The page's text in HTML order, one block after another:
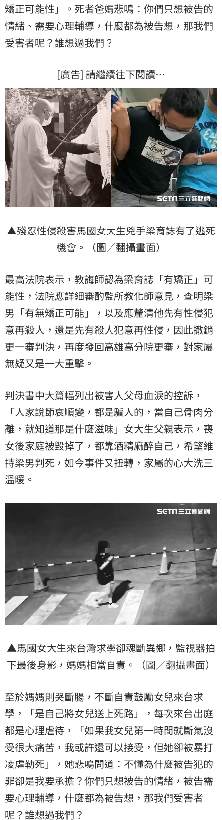
矯正可能性」。死者爸媽悲鳴：你們只想被告的
情緒、需要心理輔導，什麼都為被告想，那我們
受害者呢？誰想過我們？
[廣告] 請繼續往下閱讀…
▲殘忍性侵殺害馬國女大生兇手梁育誌有了逃死
機會。（圖／翻攝畫面）
最高法院表示，教誨師認為梁育誌「有矯正」可
能性，法院應詳細審酌監所教化師意見，查明梁
男「有無矯正可能」，以及應釐清他先有性侵犯
意再殺人，還是先有殺人犯意再性侵，因此撤銷
更一審判決，再度發回高雄高分院更審，對家屬
無疑又是一大重擊。
判決書中大篇幅列出被害人父母血淚的控訴，
「人家說節哀順變，都是騙人的，當自己骨肉分
離，就知道那是什麼滋味」女大生父親表示，喪
女後家庭被毀掉了，都靠酒精麻醉自己，希望維
持梁男判死，如今事件又扭轉，家屬的心大洗三
溫暖。
▲馬國女大生來台灣求學卻魂斷異鄉，監視器拍
下最後身影，媽媽相當自責。（圖／翻攝畫面）
至於媽媽則哭斷腸，不斷自責鼓勵女兒來台求
學，「是自己將女兒送上死路」，每次來台出庭
都是心理虐待，「如果我女兒第一時間就斷氣沒
受很大痛苦，我或許還可以接受，但她卻被暴打
凌虐勒死」，她悲鳴問道：不懂為什麼被告犯的
罪卻是我要承擔？你們只想被告的情緒，被告需
要心理輔導，什麼都為被告想，那我們受害者
呢？誰想過我們？